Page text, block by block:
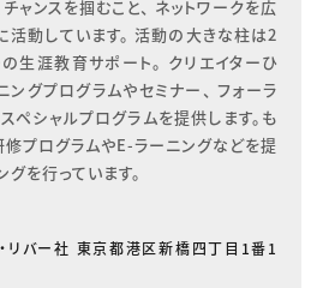
ャンスを掴むこと、 ネットワークを広
活動しています。 活動の大きな柱は2
生涯教育サポート。 クリエイターひ
グプログラムやセミナー、 フォーラ
ペシャルプログラムを提供します。も
修プログラムやE-ラーニングなどを提
を行っています。
リバー社 東京都港区新橋四丁目1番1